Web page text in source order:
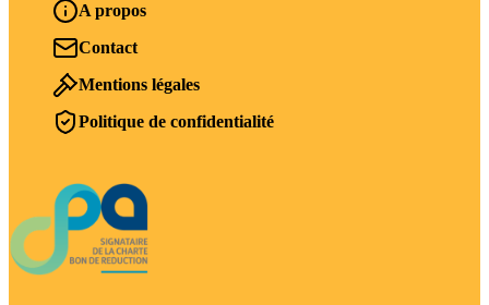
A propos
Contact
Mentions légales
Politique de confidentialité